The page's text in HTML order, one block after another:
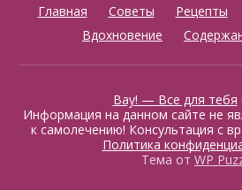
Главная Советы Рецепты
Вдохновение
Вау! — Все для тебя
Информация на данном сайте не
к самолечению! Консультация с
Политика
Тема от WP